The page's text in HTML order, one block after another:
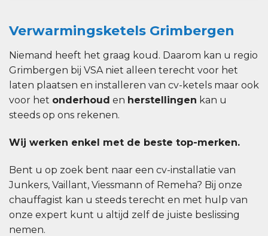
Verwarmingsketels Grimbergen
Niemand heeft het graag koud. Daarom kan u regio
Grimbergen bij VSA niet alleen terecht voor het
laten plaatsen en installeren van cv-ketels maar ook
voor het onderhoud en herstellingen kan u
steeds op ons rekenen.
Wij werken enkel met de beste top-merken.
Bent u op zoek bent naar een cv-installatie van
Junkers, Vaillant, Viessmann of Remeha? Bij onze
chauffagist kan u steeds terecht en met hulp van
onze expert kunt u altijd zelf de juiste beslissing
nemen.